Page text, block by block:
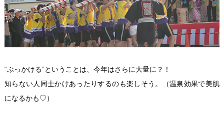
“ぶっかける”ということは、今年はさらに大量に？！
知らない人同士かけあったりするのも楽しそう。（温泉効果で美肌
になるかも♡）